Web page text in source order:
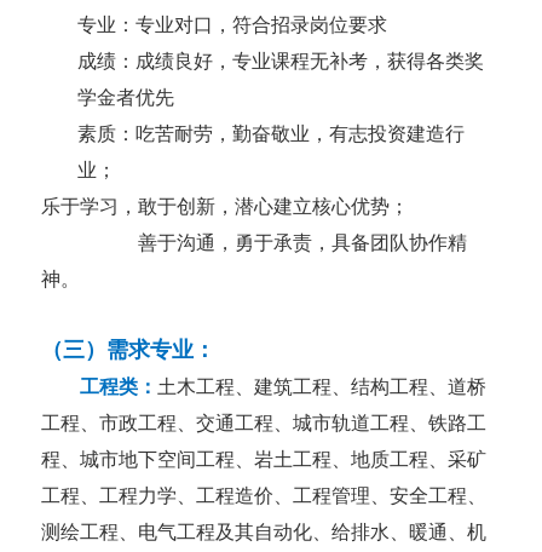
专业：专业对口，符合招录岗位要求
成绩：成绩良好，专业课程无补考，获得各类奖
学金者优先
素质： 吃苦耐劳，勤奋敬业，有志投资建造行
业；
乐于学习，敢于创新，潜心建立核心优势；
善于沟通，勇于承责，具备团队协作精
神。
（三）需求专业：
工程类： 土木工程、建筑工程、结构工程、道桥
工程、市政工程、交通工程、城市轨道工程、铁路工
程、城市地下空间工程、岩土工程、地质工程、采矿
工程、工程力学、工程造价、工程管理、安全工程、
测绘工程、电气工程及其自动化、给排水、暖通、机